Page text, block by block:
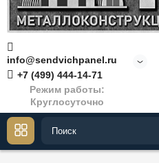
info@sendvichpanel.ru
+7 (499) 444-14-71
Режим работы:
Круглосуточно